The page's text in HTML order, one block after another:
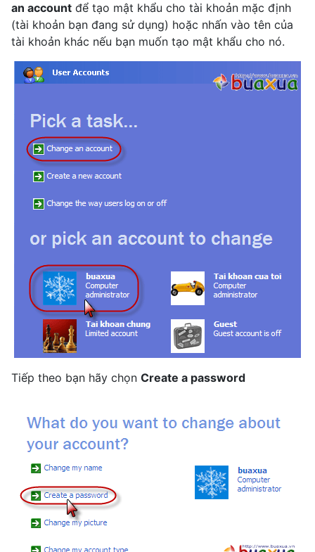
an account để tạo mật khẩu cho tài khoản mặc định
(tài khoản bạn đang sử dụng) hoặc nhấn vào tên của
tài khoản khác nếu bạn muốn tạo mật khẩu cho nó.
Tiếp theo bạn hãy chọn Create a password